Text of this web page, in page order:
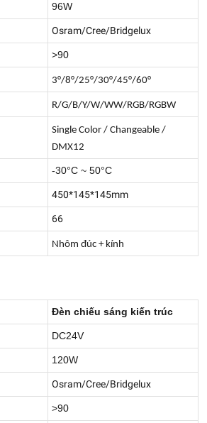
96W
Osram/Cree/Bridgelux
>90
3°/8°/25°/30°/45°/60°
R/G/B/Y/W/WW/RGB/RGBW
Single Color / Changeable /
DMX12
-30°C ~ 50°C
450*145*145mm
66
Nhôm đúc + kính
Đèn chiếu sáng kiến trúc
DC24V
120W
Osram/Cree/Bridgelux
>90